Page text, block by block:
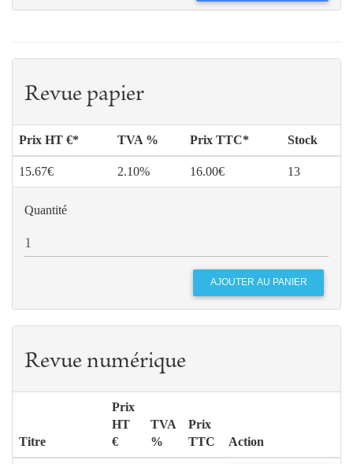
Revue papier
Prix HT €* TVA % Prix TTC* Stock
15.67€ 2.10% 16.00€ 13
Quantité
Revue numérique
Titre
Prix
HT
€
TVA
%
Prix
TTC
Action